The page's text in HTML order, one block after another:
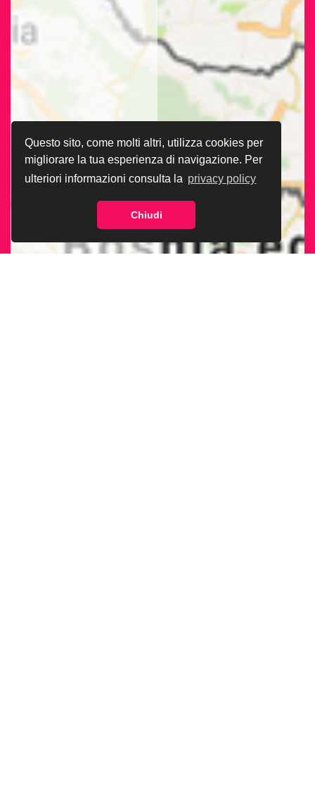
Questo sito, come molti altri, utilizza cookies per
migliorare la tua esperienza di navigazione. Per
ulteriori informazioni consulta la privacy policy
Chiudi